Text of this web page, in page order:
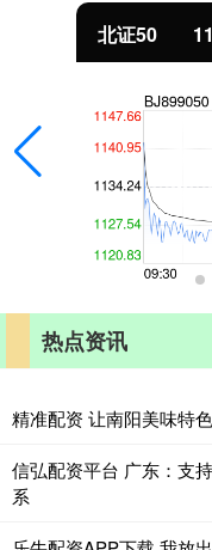
北证50
热点资讯
精准配资 让南阳美味特
信弘配资平台 广东：支
系